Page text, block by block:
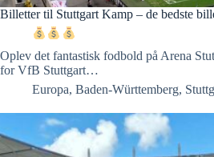
Billetter til Stuttgart Kamp – de bedste
Oplev det fantastisk fodbold på Arena
for VfB Stuttgart…
Europa, Baden-Württemberg,